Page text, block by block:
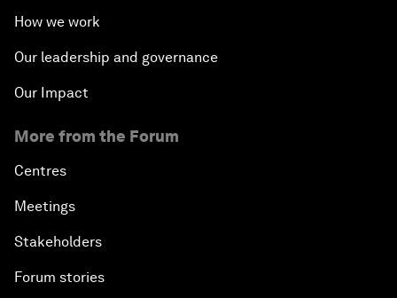
How we work
Our leadership and governance
Our Impact
More from the Forum
Centres
Meetings
Stakeholders
Forum stories